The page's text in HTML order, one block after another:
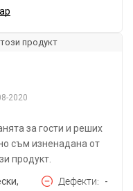
продукт
2020
за гости и реших
съм изненадана от
продукт.
Дефекти -